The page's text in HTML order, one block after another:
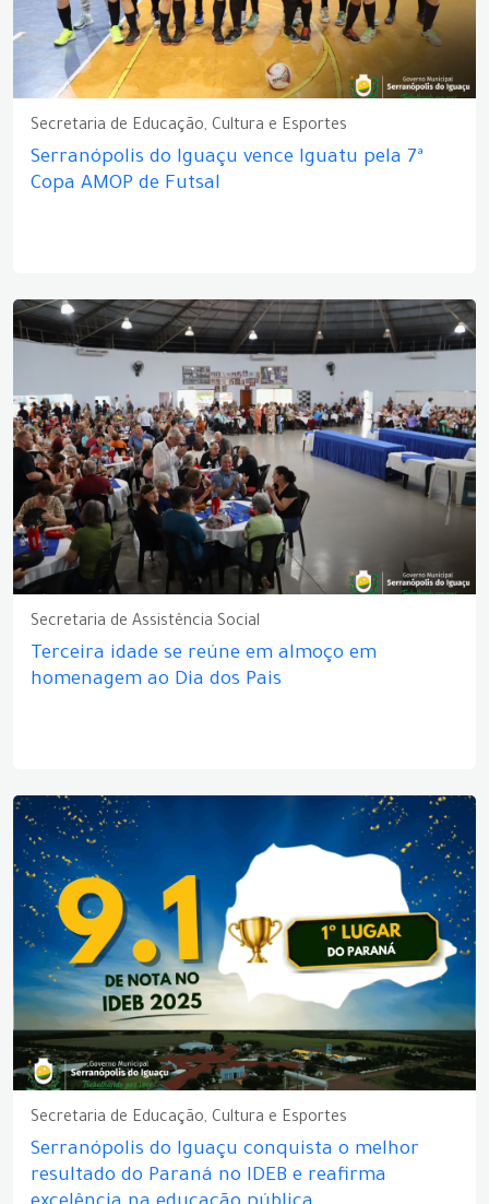
Secretaria de Educação, Cultura e Esportes
Serranópolis do Iguaçu vence Iguatu pela 7ª
Copa AMOP de Futsal
Secretaria de Assistência Social
Terceira idade se reúne em almoço em
homenagem ao Dia dos Pais
Secretaria de Educação, Cultura e Esportes
Serranópolis do Iguaçu conquista o melhor
resultado do Paraná no IDEB e reafirma